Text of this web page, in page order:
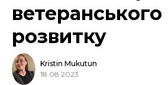
ветеранського
розвитку
Kristin Mukutun
18.08.2023